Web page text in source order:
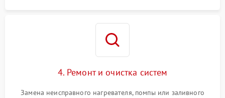
4. Ремонт и очистка систем
Замена неисправного нагревателя, помпы или заливного